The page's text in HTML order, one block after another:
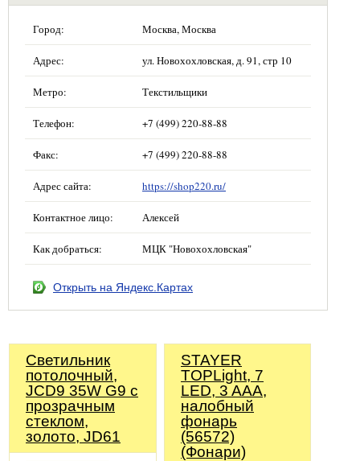
Город: Москва, Москва
Адрес: ул. Новохохловская, д. 91, стр 10
Метро: Текстильщики
Телефон: +7 (499) 220-88-88
Факс: +7 (499) 220-88-88
Адрес сайта: https://shop220.ru/
Контактное лицо: Алексей
Как добраться: МЦК "Новохохловская"
Открыть на Яндекс.Картах
Светильник
потолочный,
JCD9 35W G9 с
прозрачным
стеклом,
золото, JD61
STAYER
TOPLight, 7
LED, 3 AAA,
налобный
фонарь
(56572)
(Фонари)